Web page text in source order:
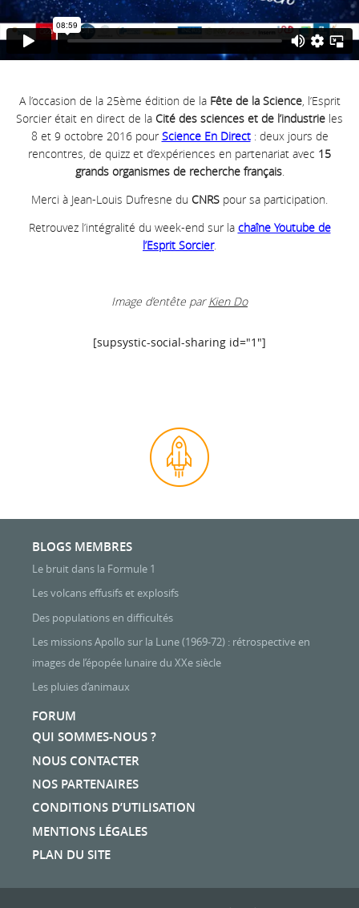
A l’occasion de la 25ème édition de la Fête de la Science, l’Esprit
Sorcier était en direct de la Cité des sciences et de l’industrie les
8 et 9 octobre 2016 pourScience En Direct: deux jours de
rencontres, de quizz et d’expériences en partenariat avec 15
grands organismes de recherche français.
Merci à Jean-Louis Dufresne du CNRS pour sa participation.
Retrouvez l’intégralité du week-end sur la chaîne Youtube de
l’Esprit Sorcier.
Image d’entête parKien Do
[supsystic-social-sharing id="1"]
BLOGS MEMBRES
Le bruit dans la Formule 1
Les volcans effusifs et explosifs
Des populations en difficultés
Les missions Apollo sur la Lune (1969-72) : rétrospective en
images de l’épopée lunaire du XXe siècle
Les pluies d’animaux
FORUM
QUI SOMMES-NOUS ?
NOUS CONTACTER
NOS PARTENAIRES
CONDITIONS D’UTILISATION
MENTIONS LÉGALES
PLAN DU SITE